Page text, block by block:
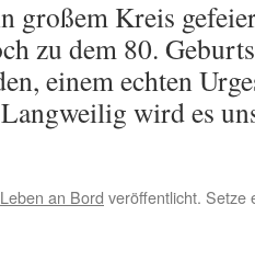
großem Kreis
zu dem 80.
einem echten
wird es
Leben an Bord veröffentlicht.